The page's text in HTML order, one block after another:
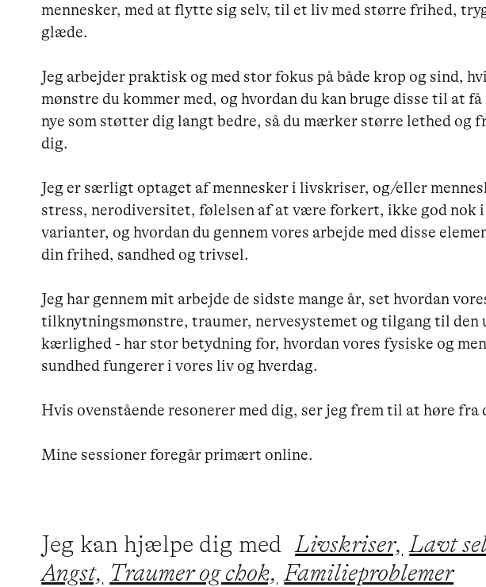
mennesker, med at flytte sig selv, til et liv med større frihed,
glæde.
Jeg arbejder praktisk og med stor fokus på både krop og sind,
mønstre du kommer med, og hvordan du kan bruge disse til at
nye som støtter dig langt bedre, så du mærker større lethed og
dig.
Jeg er særligt optaget af mennesker i livskriser, og/eller
stress, nerodiversitet, følelsen af at være forkert, ikke god nok
varianter, og hvordan du gennem vores arbejde med disse
din frihed, sandhed og trivsel.
Jeg har gennem mit arbejde de sidste mange år, set hvordan
tilknytningsmønstre, traumer, nervesystemet og tilgang til den
kærlighed - har stor betydning for, hvordan vores fysiske og
sundhed fungerer i vores liv og hverdag.
Hvis ovenstående resonerer med dig, ser jeg frem til at høre fra
Jeg kan hjælpe dig med Livskriser, Lavt
Angst, Traumer og chok, Familieproblemer